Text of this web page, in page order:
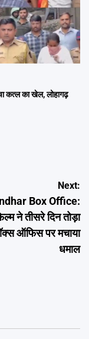
कत्ल का खेल, लोहागढ़
Next:
Box Office:
ने तीसरे दिन तोड़ा
ऑफिस पर मचाया
धमाल